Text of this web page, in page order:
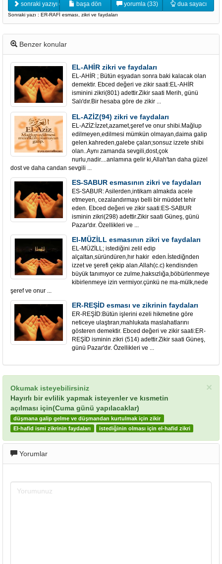
sonraki yazıyı oku başa dön yorumla (33) dua sayacı
Sonraki yazı : ER-RAFİ esması, zikri ve faydaları
Benzer konular
EL-AHİR zikri ve faydaları
EL-AHİR ; Bütün eşyadan sonra baki kalacak olan
demektir. Ebced değeri ve zikir saati:EL-AHİR
isminini zikri(801) adettir.Zikir saati Merih, günü
Salı'dır.Bir hesaba göre de zikir ...
EL-AZİZ(94) zikri ve faydaları
EL-AZİZ:İzzet,azamet,şeref ve onur shibi.Mağlup
edilmeyen,edilmesi mümkün olmayan,daima galip
gelen.kahreden,galebe çalan;sonsuz izzete shibi
olan..Aynı zamanda sevgili,dost,çok
nurlu,nadir....anlamına gelir ki,Allah'tan daha güzel
dost ve daha candan sevgili ...
ES-SABUR esmasının zikri ve faydaları
ES-SABUR: Asilerden,intikam almakda acele
etmeyen, cezalandırmayı belli bir müddet tehir
eden. Ebced değeri ve zikir saati:ES-SABUR
isminin zikri(298) adettir.Zikir saati Güneş, günü
Pazar'dır. Özellikleri ve ...
El-MÜZİLL esmasının zikri ve faydaları
EL-MÜZİLL; istediğini zelil edip
alçaltan,süründüren,hır hakir eden.İstediğnden
izzet ve şerefi çekip alan.Allah(c.c) kendisnden
büyük tanımıyor ce zulme,haksızlığa,böbürlenmeye
kibirlenmeye izin vermiyor.çünkü ne ma-mülk,nede
şeref ve onur ...
ER-REŞİD esması ve zikrinin faydaları
ER-REŞİD:Bütün işlerini ezeli hikmetine göre
neticeye ulaştıran;mahlukata maslahatlarını
gösteren demektir. Ebced değeri ve zikir saati:ER-
REŞİD isminin zikri (514) adettir.Zikir saati Güneş,
günü Pazar'dır. Özellikleri ve ...
×
Okumak isteyebilirsiniz
Hayırlı bir evlilik yapmak isteyenler ve kısmetin
açılması için(Cuma günü yapılacaklar)
düşmana galip gelme ve düşmandan kurtulmak için zikir
El-hafid ismi zikrinin faydaları
istediğinin olması için el-hafid zikri
Yorumlar